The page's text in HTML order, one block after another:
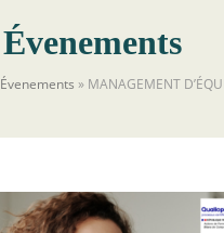
Évenements
Évenements » MANAGEMENT